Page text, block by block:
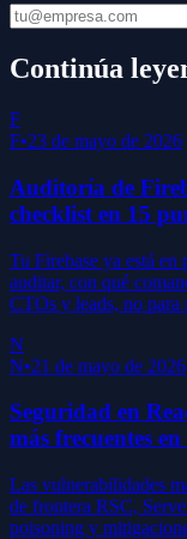
Continúa
F
F•23 de mayo de 2026
Auditoría de
checklist en 15
Tu Firebase ya está
auditar, con qué
CTOs y leads, no para
N
N•21 de mayo de 2026
Seguridad en
más frecuentes en
Las vulnerabilidades
de frontera RSC,
poisoning y